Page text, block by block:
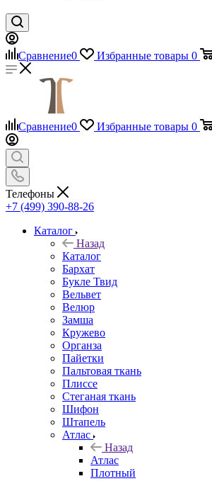
Сравнение0 Избранные товары 0
Сравнение0 Избранные товары 0
Телефоны
+7 (499) 390-88-26
Каталог
Назад
Каталог
Бархат
Букле Твид
Вельвет
Велюр
Замша
Кружево
Органза
Пайетки
Пальтовая ткань
Плиссе
Стеганая ткань
Шифон
Штапель
Атлас
Назад
Атлас
Плотный